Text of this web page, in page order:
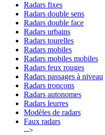
Radars fixes
Radars double sens
Radars double face
Radars urbains
Radars tourelles
Radars mobiles
Radars mobiles mobiles
Radars feux rouges
Radars passages à niveau
Radars tronçons
Radars autonomes
Radars leurres
Modèles de radars
Faux radars
-->